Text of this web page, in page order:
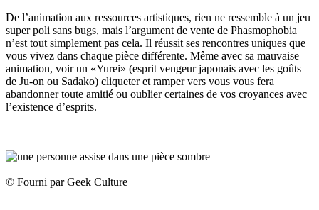
De l’animation aux ressources artistiques, rien ne ressemble à un jeu
super poli sans bugs, mais l’argument de vente de Phasmophobia
n’est tout simplement pas cela. Il réussit ses rencontres uniques que
vous vivez dans chaque pièce différente. Même avec sa mauvaise
animation, voir un «Yurei» (esprit vengeur japonais avec les goûts
de Ju-on ou Sadako) cliqueter et ramper vers vous vous fera
abandonner toute amitié ou oublier certaines de vos croyances avec
l’existence d’esprits.
© Fourni par Geek Culture